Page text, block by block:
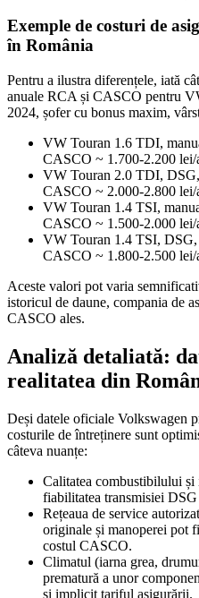
Exemple de costuri de
în România
Pentru a ilustra diferențele, iată
anuale RCA și CASCO pentru
2024, șofer cu bonus maxim,
VW Touran 1.6 TDI,
CASCO ~ 1.700-2.200 lei/
VW Touran 2.0 TDI,
CASCO ~ 2.000-2.800 lei/
VW Touran 1.4 TSI,
CASCO ~ 1.500-2.000 lei/
VW Touran 1.4 TSI,
CASCO ~ 1.800-2.500 lei/
Aceste valori pot varia
istoricul de daune, compania de
CASCO ales.
Analiză detaliată:
realitatea din
Deși datele oficiale Volkswagen
costurile de întreținere sunt
câteva nuanțe:
Calitatea combustibilului și
fiabilitatea transmisiei
Rețeaua de service
originale și manoperei pot
costul CASCO.
Climatul (iarna grea,
prematură a unor
și implicit tariful asigurării.